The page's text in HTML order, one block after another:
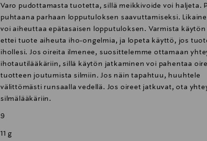
Varo pudottamasta tuotetta, sillä meikkivoide voi haljeta.
puhtaana parhaan lopputuloksen saavuttamiseksi.
voi aiheuttaa epätasaisen lopputuloksen. Varmista käytön
ettei tuote aiheuta iho-ongelmia, ja lopeta käyttö, jos
ihollesi. Jos oireita ilmenee, suosittelemme ottamaan
ihotautilääkäriin, sillä käytön jatkaminen voi pahentaa
tuotteen joutumista silmiin. Jos näin tapahtuu, huuhtele
välittömästi runsaalla vedellä. Jos oireet jatkuvat, ota
silmälääkäriin.
9
11 g